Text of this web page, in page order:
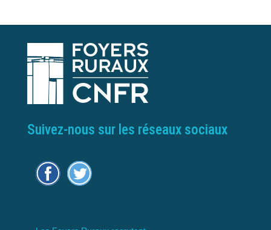
Suivez-nous sur les réseaux sociaux